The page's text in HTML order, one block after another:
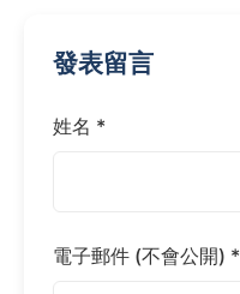
發表留言
姓名 *
電子郵件 (不會公開) *